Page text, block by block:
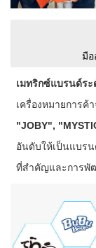
มือ
เมทริกซ์แบรนด์ร
เครื่องหมายการค้
"JOBY",
อันดับให้เป็นแบร
ที่สำคัญและการพั